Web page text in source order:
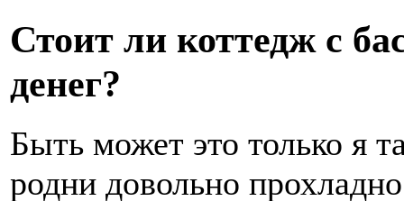
Стоит ли коттедж с
денег?
Быть может это только я
родни довольно